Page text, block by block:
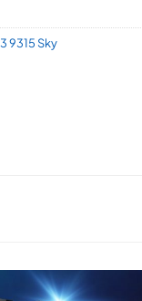
9315 Sky